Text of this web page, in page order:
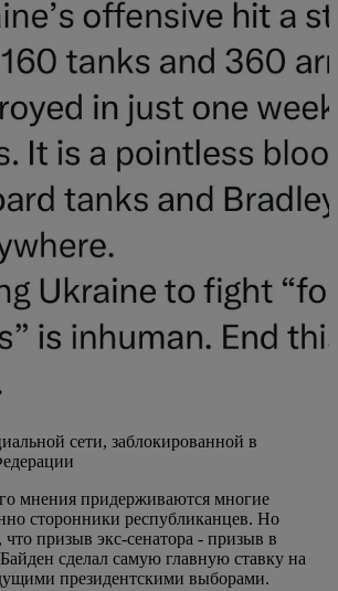
сети, заблокированной в
мнения придерживаются многие
сторонники республиканцев. Но
призыв экс-сенатора - призыв в
сделал самую главную ставку на
президентскими выборами.